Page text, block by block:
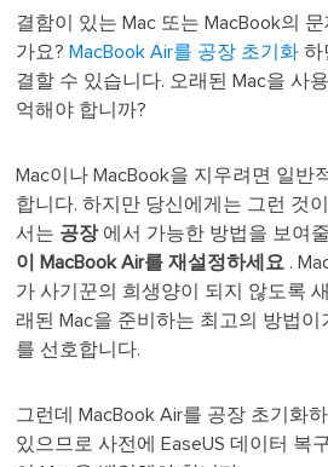
결함이 있는 Mac 또는 MacBook의
가요?MacBook Air를 공장 초기화 하
결할 수 있습니다. 오래된 Mac을 사
억해야 합니까?
Mac이나 MacBook을 지우려면 일반
합니다. 하지만 당신에게는 그런 것
서는 공장에서 가능한 방법을 보여
이 MacBook Air를 재설정하세요 .
가 사기꾼의 희생양이 되지 않도록
래된 Mac을 준비하는 최고의 방법
를 선호합니다.
그런데 MacBook Air를 공장 초기화
있으므로 사전에 EaseUS 데이터 복